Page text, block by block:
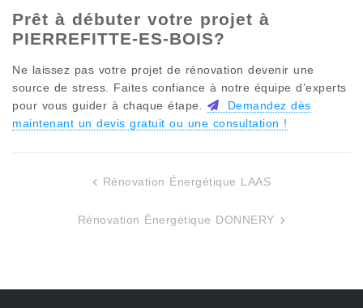
Prêt à débuter votre projet à
PIERREFITTE-ES-BOIS?
Ne laissez pas votre projet de rénovation devenir une
source de stress. Faites confiance à notre équipe d’experts
pour vous guider à chaque étape.
Demandez dès
maintenant un devis gratuit ou une consultation !
Rénovation Énergétique LAAS
Rénovation Énergétique DONNERY